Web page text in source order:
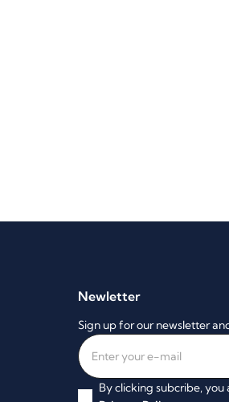
Newletter
Sign up for our newsletter
By clicking subcribe, you